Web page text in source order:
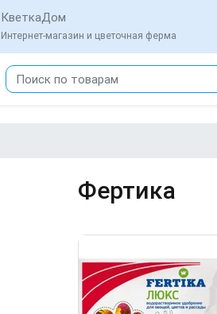
КветкаДом
Интернет-магазин и цветочная ферма
Фертика